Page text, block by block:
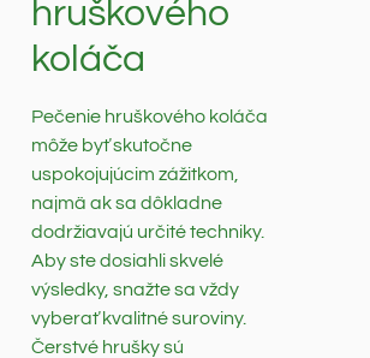
hruškového
koláča
Pečenie hruškového koláča
môže byť skutočne
uspokojujúcim zážitkom,
najmä ak sa dôkladne
dodržiavajú určité techniky.
Aby ste dosiahli skvelé
výsledky, snažte sa vždy
vyberať kvalitné suroviny.
Čerstvé hrušky sú